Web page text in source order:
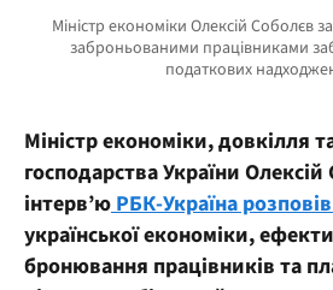
Міністр економіки, довкілля
господарства України
інтерв’ю РБК-Україна розповів
української економіки,
бронювання працівників та